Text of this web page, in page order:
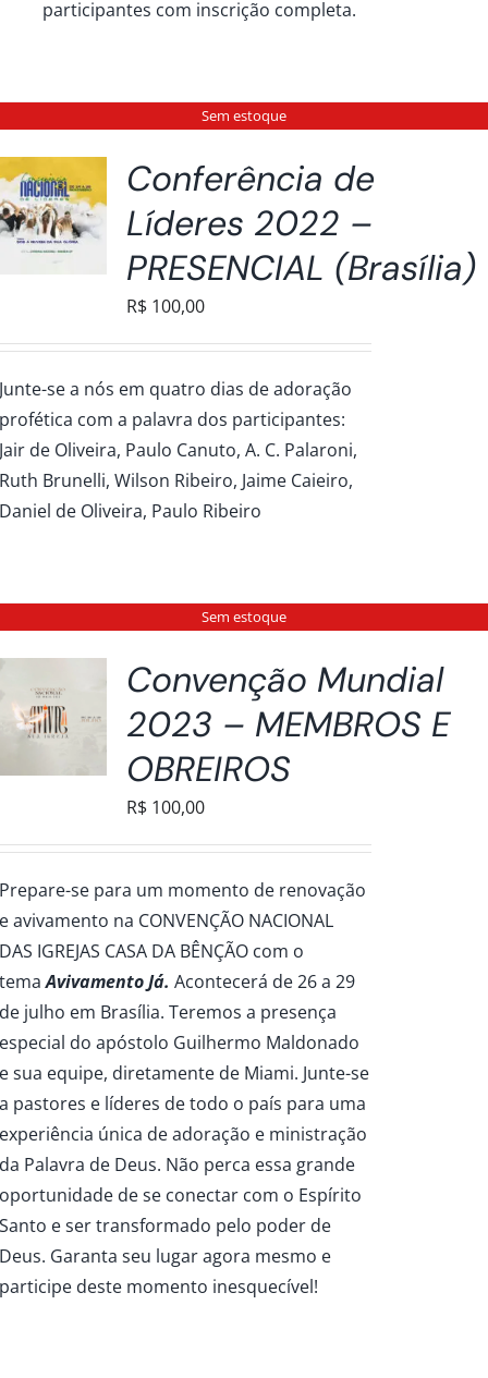
participantes com inscrição completa.
Sem estoque
Conferência de
Líderes 2022 –
PRESENCIAL (Brasília)
R$ 100,00
Junte-se a nós em quatro dias de adoração
profética com a palavra dos participantes:
Jair de Oliveira, Paulo Canuto, A. C. Palaroni,
Ruth Brunelli, Wilson Ribeiro, Jaime Caieiro,
Daniel de Oliveira, Paulo Ribeiro
Sem estoque
Convenção Mundial
2023 – MEMBROS E
OBREIROS
R$ 100,00
Prepare-se para um momento de renovação
e avivamento na CONVENÇÃO NACIONAL
DAS IGREJAS CASA DA BÊNÇÃO com o
temaAvivamento Já.Acontecerá de 26 a 29
de julho em Brasília. Teremos a presença
especial do apóstolo Guilhermo Maldonado
e sua equipe, diretamente de Miami. Junte-se
a pastores e líderes de todo o país para uma
experiência única de adoração e ministração
da Palavra de Deus. Não perca essa grande
oportunidade de se conectar com o Espírito
Santo e ser transformado pelo poder de
Deus. Garanta seu lugar agora mesmo e
participe deste momento inesquecível!